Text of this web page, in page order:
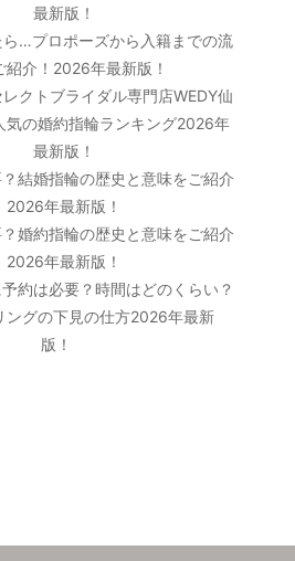
最新版！
…プロポーズから入籍までの流
紹介！2026年最新版！
クトブライダル専門店WEDY仙
気の婚約指輪ランキング2026年
最新版！
結婚指輪の歴史と意味をご紹介
2026年最新版！
婚約指輪の歴史と意味をご紹介
2026年最新版！
約は必要？時間はどのくらい？
ングの下見の仕方2026年最新
版！